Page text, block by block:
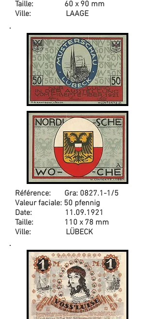
Taille: 60 x 90 mm
Ville: LAAGE
Référence: Gra: 0827.1-1/5
Valeur faciale: 50 pfennig
Date: 11.09.1921
Taille: 110 x 78 mm
Ville: LÜBECK